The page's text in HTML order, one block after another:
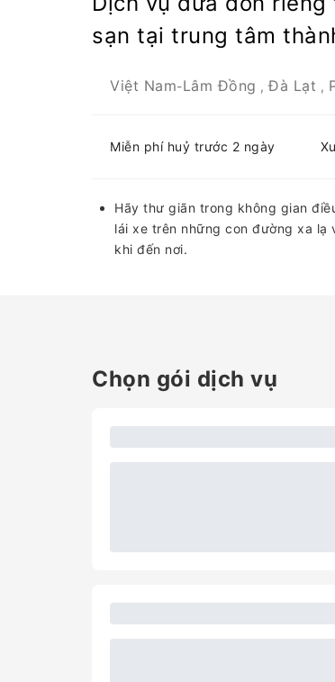
sạn tại trung tâm
Việt Nam-Lâm Đồng ,Đà Lạt ,
Miễn phí huỷ trước 2 ngày
Hãy thư giãn trong không gian
lái xe trên những con đường xa lạ
khi đến nơi.
Chọn gói dịch vụ